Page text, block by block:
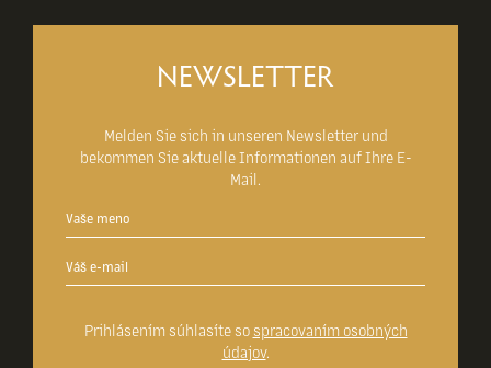
NEWSLETTER
Melden Sie sich in unseren Newsletter und
bekommen Sie aktuelle Informationen auf Ihre E-
Mail.
Prihlásením súhlasíte so spracovaním osobných
údajov.